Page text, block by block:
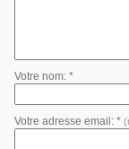
Votre nom: *
Votre adresse email: *